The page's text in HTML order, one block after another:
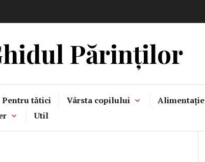
Părinților
Pentru tătici Vârsta copilului Alimentație
Util